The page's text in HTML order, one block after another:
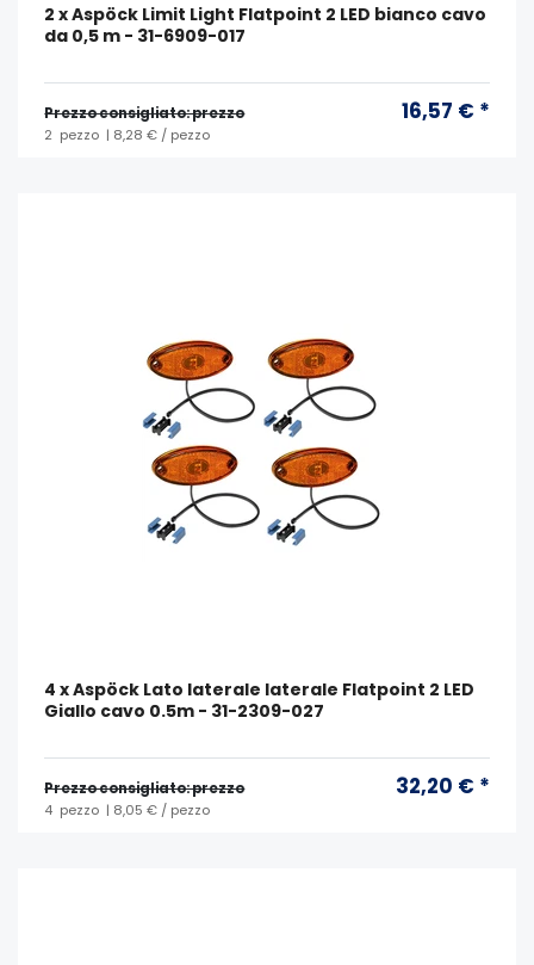
2 x Aspöck Limit Light Flatpoint 2 LED bianco cavo
da 0,5 m - 31-6909-017
Prezzo consigliato: prezzo 16,57 € *
2 pezzo | 8,28 € / pezzo
4 x Aspöck Lato laterale laterale Flatpoint 2 LED
Giallo cavo 0.5m - 31-2309-027
Prezzo consigliato: prezzo 32,20 € *
4 pezzo | 8,05 € / pezzo